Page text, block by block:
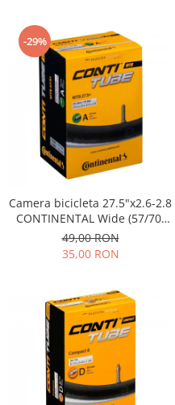
-29%
Camera bicicleta 27.5"x2.6-2.8
CONTINENTAL Wide (57/70-
584), valva FV42
49,00 RON
35,00 RON